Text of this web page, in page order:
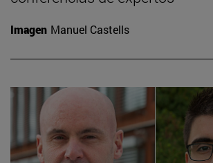
Imagen Manuel Castells